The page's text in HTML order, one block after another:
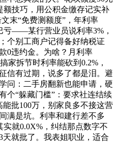
额技巧，用公积金缴存记实补
末“免费测额度”，年利率
亏——某行营业员说利率3%，
个别工商户记得备好纳税证
0违约金。为啥？月利率
家拆节时利率能砍到0.2%，
信有过期，说多了都是泪。避
问：二手房翻新也能申请，硬
个“躲藏门槛”：要求社连结续
批100万，别家良多不接这营
满是坑。利率和建行差不多
实就0.0X%，纠结那点数字不
就批了。我表姐职业，适合